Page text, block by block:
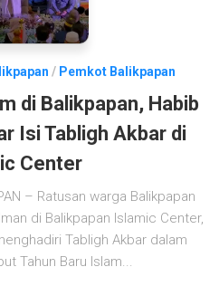
/ Pemkot Balikpapan
di Balikpapan, Habib
Isi Tabligh Akbar di
Center
– Ratusan warga Balikpapan
di Balikpapan Islamic Center,
Tabligh Akbar dalam
Tahun Baru Islam...